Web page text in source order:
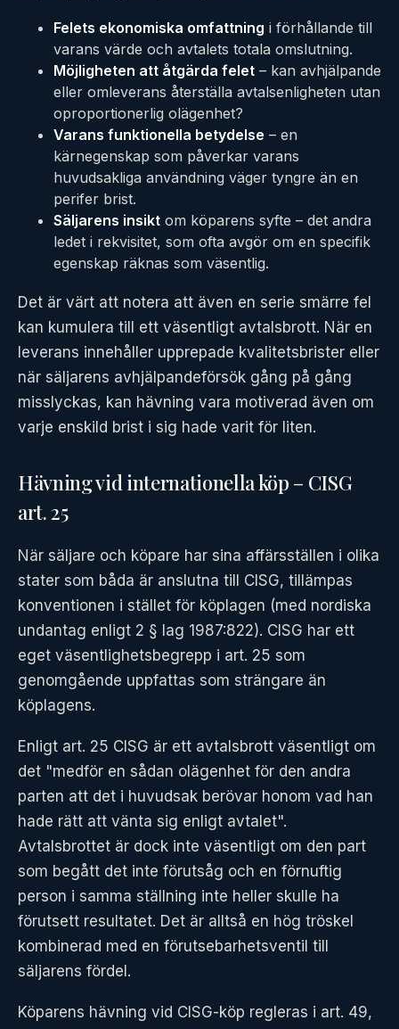
Felets ekonomiska omfattning i förhållande till
varans värde och avtalets totala omslutning.
Möjligheten att åtgärda felet – kan avhjälpande
eller omleverans återställa avtalsenligheten utan
oproportionerlig olägenhet?
Varans funktionella betydelse – en
kärnegenskap som påverkar varans
huvudsakliga användning väger tyngre än en
perifer brist.
Säljarens insikt om köparens syfte – det andra
ledet i rekvisitet, som ofta avgör om en specifik
egenskap räknas som väsentlig.
Det är värt att notera att även en serie smärre fel
kan kumulera till ett väsentligt avtalsbrott. När en
leverans innehåller upprepade kvalitetsbrister eller
när säljarens avhjälpandeförsök gång på gång
misslyckas, kan hävning vara motiverad även om
varje enskild brist i sig hade varit för liten.
Hävning vid internationella köp – CISG
art. 25
När säljare och köpare har sina affärsställen i olika
stater som båda är anslutna till CISG, tillämpas
konventionen i stället för köplagen (med nordiska
undantag enligt 2 § lag 1987:822). CISG har ett
eget väsentlighetsbegrepp i art. 25 som
genomgående uppfattas som strängare än
köplagens.
Enligt art. 25 CISG är ett avtalsbrott väsentligt om
det "medför en sådan olägenhet för den andra
parten att det i huvudsak berövar honom vad han
hade rätt att vänta sig enligt avtalet".
Avtalsbrottet är dock inte väsentligt om den part
som begått det inte förutsåg och en förnuftig
person i samma ställning inte heller skulle ha
förutsett resultatet. Det är alltså en hög tröskel
kombinerad med en förutsebarhetsventil till
säljarens fördel.
Köparens hävning vid CISG-köp regleras i art. 49,